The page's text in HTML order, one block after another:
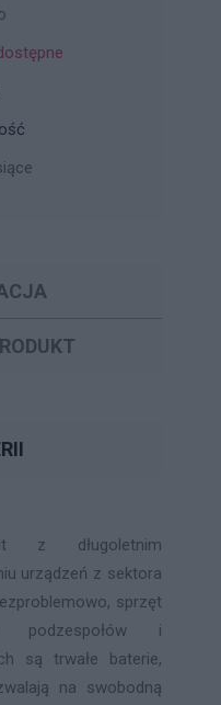
z długoletnim
urządzeń z sektora
sprzęt
podzespołów i
są trwałe baterie,
na swobodną